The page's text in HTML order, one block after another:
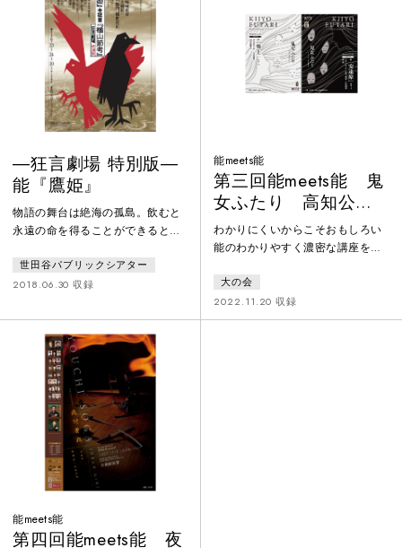
―狂言劇場 特別版―
能『鷹姫』
物語の舞台は絶海の孤島。飲むと
永遠の命を得ることができるとい
の守り役の鷹姫、何十年もの間、
泉から湧く水を待ち続ける老人、
き王子・空賦麟（くうふりん）、
それぞれの水を求める苦悩を嘆き
謡う…。今から100年以上も前、ノ
ーベル文学賞を受賞したアイルラ
ンドの詩人ウィリアム・バトラ
ー・イェイツは能の世界に影響を
受け、劇作品『鷹の井戸』を執筆
世田谷パブリックシアター
2018.06.30 収録
能meets能
第三回能meets能 鬼
女ふたり 高知公演
「安達原」
わかりにくいからこそおもしろい
能のわかりやすく濃密な講座を全
様の「能が見たくなった」という
声に応えて開催している能meets
能。その第三回は「鬼女ふたり」
大の会
2022.11.20 収録
能meets能
第四回能meets能 夜